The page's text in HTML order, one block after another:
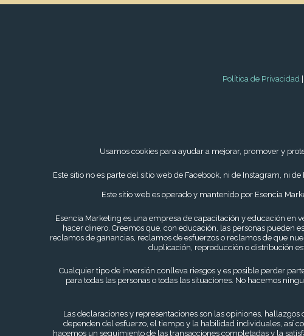
Política de Privacidad|
Usamos cookies para ayudar a mejorar, promover y
Este sitio no es parte del sitio web de Facebook, ni de Instagram, ni
Este sitio web es operado y mantenido por Esencia
Esencia Marketing es una empresa de capacitación y educación
hacer dinero. Creemos que, con educación, las personas pueden
reclamos de ganancias, reclamos de esfuerzos o reclamos de que
duplicación, reproducción o distribución
Cualquier tipo de inversión conlleva riesgos y es posible perder
para todas las personas o todas las situaciones. No hacemos
Las declaraciones y representaciones son las opiniones,
dependen del esfuerzo, el tiempo y la habilidad individuales, así
hacemos un seguimiento de las transacciones completadas y la